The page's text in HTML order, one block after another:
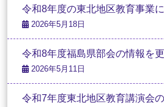
令和8年度の東北地区教育事業
2026年5月18日
令和8年度福島県部会の情報を
2026年5月11日
令和7年度東北地区教育講演会